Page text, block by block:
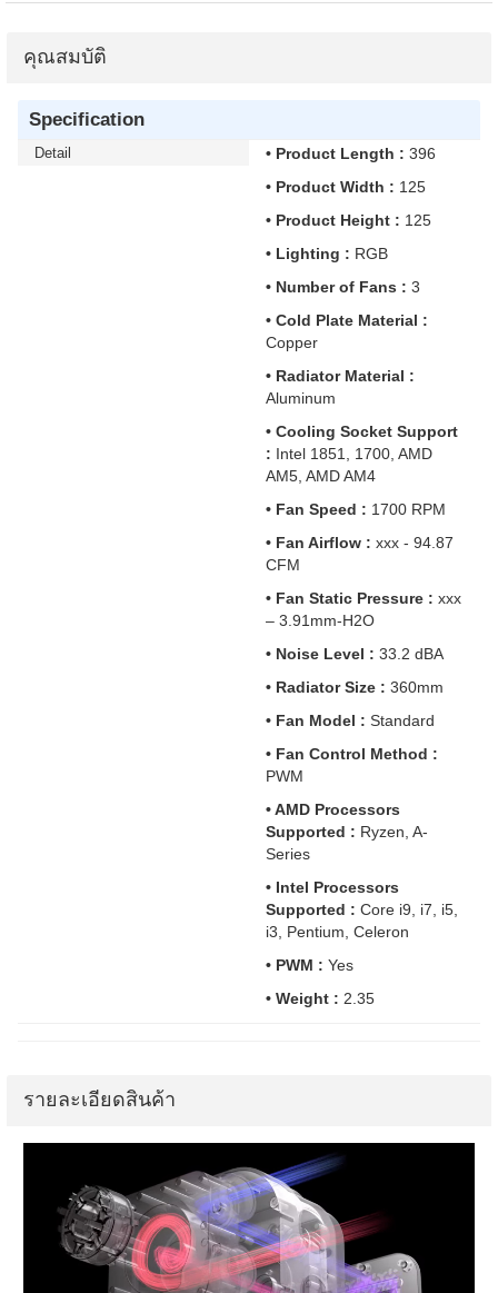
คุณสมบัติ
Specification
Detail • Product Length : 396
• Product Width : 125
• Product Height : 125
• Lighting : RGB
• Number of Fans : 3
• Cold Plate Material :
Copper
• Radiator Material :
Aluminum
• Cooling Socket Support
: Intel 1851, 1700, AMD
AM5, AMD AM4
• Fan Speed : 1700 RPM
• Fan Airflow : xxx - 94.87
CFM
• Fan Static Pressure : xxx
– 3.91mm-H2O
• Noise Level : 33.2 dBA
• Radiator Size : 360mm
• Fan Model : Standard
• Fan Control Method :
PWM
• AMD Processors
Supported : Ryzen, A-
Series
• Intel Processors
Supported : Core i9, i7, i5,
i3, Pentium, Celeron
• PWM : Yes
• Weight : 2.35
รายละเอียดสินค้า